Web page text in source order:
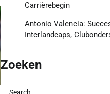
Carrièrebegin
Antonio Valencia:
Interlandcaps,
Zoeken
Search